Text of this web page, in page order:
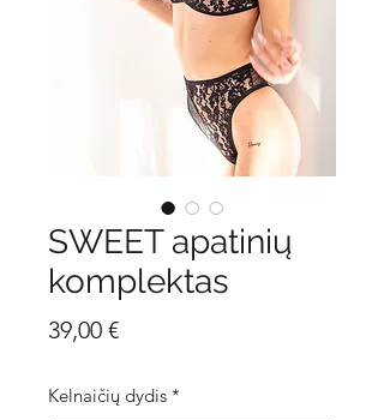
SWEET apatinių
komplektas
39,00 €Price
Kelnaičių dydis *